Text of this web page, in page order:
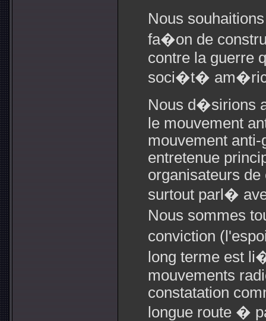
Nous
fa�on de
contre la guerre
soci�t�
Nous d�sirions
le mouvement
mouvement
entretenue
organisateurs
surtout parl�
Nous sommes
conviction
long terme est
mouvements
constatation
longue route �